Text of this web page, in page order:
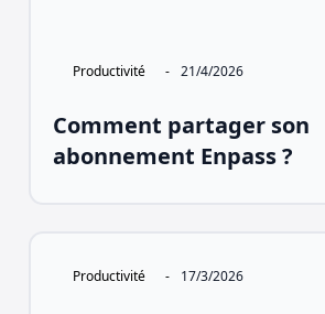
Productivité - 21/4/2026
Comment partager son
abonnement Enpass ?
Productivité - 17/3/2026